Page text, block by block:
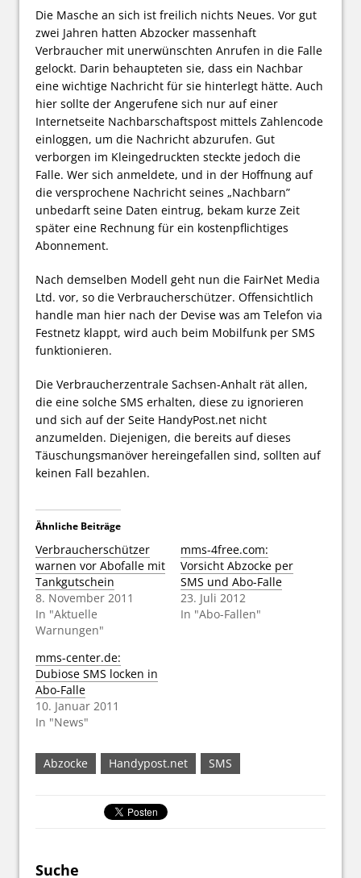
Die Masche an sich ist freilich nichts Neues. Vor gut
zwei Jahren hatten Abzocker massenhaft
Verbraucher mit unerwünschten Anrufen in die Falle
gelockt. Darin behaupteten sie, dass ein Nachbar
eine wichtige Nachricht für sie hinterlegt hätte. Auch
hier sollte der Angerufene sich nur auf einer
Internetseite Nachbarschaftspost mittels Zahlencode
einloggen, um die Nachricht abzurufen. Gut
verborgen im Kleingedruckten steckte jedoch die
Falle. Wer sich anmeldete, und in der Hoffnung auf
die versprochene Nachricht seines „Nachbarn”
unbedarft seine Daten eintrug, bekam kurze Zeit
später eine Rechnung für ein kostenpflichtiges
Abonnement.
Nach demselben Modell geht nun die FairNet Media
Ltd. vor, so die Verbraucherschützer. Offensichtlich
handle man hier nach der Devise was am Telefon via
Festnetz klappt, wird auch beim Mobilfunk per SMS
funktionieren.
Die Verbraucherzentrale Sachsen-Anhalt rät allen,
die eine solche SMS erhalten, diese zu ignorieren
und sich auf der Seite HandyPost.net nicht
anzumelden. Diejenigen, die bereits auf dieses
Täuschungsmanöver hereingefallen sind, sollten auf
keinen Fall bezahlen.
Ähnliche Beiträge
Verbraucherschützer
warnen vor Abofalle mit
Tankgutschein
8. November 2011
In "Aktuelle
Warnungen"
mms-4free.com:
Vorsicht Abzocke per
SMS und Abo-Falle
23. Juli 2012
In "Abo-Fallen"
mms-center.de:
Dubiose SMS locken in
Abo-Falle
10. Januar 2011
In "News"
Abzocke Handypost.net SMS
Suche